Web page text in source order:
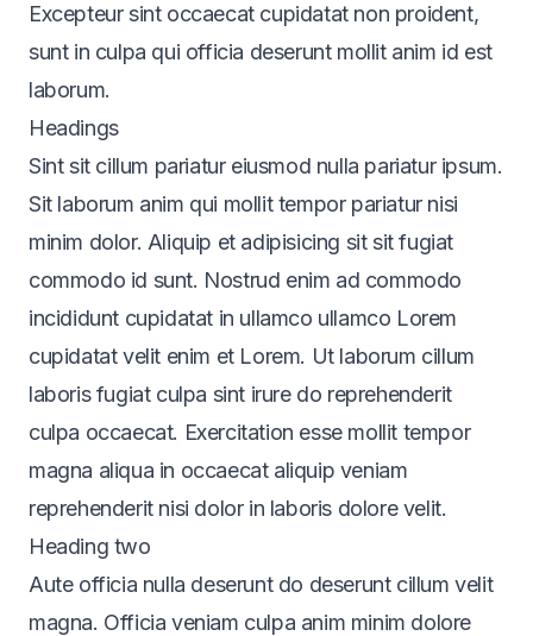
Excepteur sint occaecat cupidatat non proident,
sunt in culpa qui officia deserunt mollit anim id est
laborum.
Headings
Sint sit cillum pariatur eiusmod nulla pariatur ipsum.
Sit laborum anim qui mollit tempor pariatur nisi
minim dolor. Aliquip et adipisicing sit sit fugiat
commodo id sunt. Nostrud enim ad commodo
incididunt cupidatat in ullamco ullamco Lorem
cupidatat velit enim et Lorem. Ut laborum cillum
laboris fugiat culpa sint irure do reprehenderit
culpa occaecat. Exercitation esse mollit tempor
magna aliqua in occaecat aliquip veniam
reprehenderit nisi dolor in laboris dolore velit.
Heading two
Aute officia nulla deserunt do deserunt cillum velit
magna. Officia veniam culpa anim minim dolore